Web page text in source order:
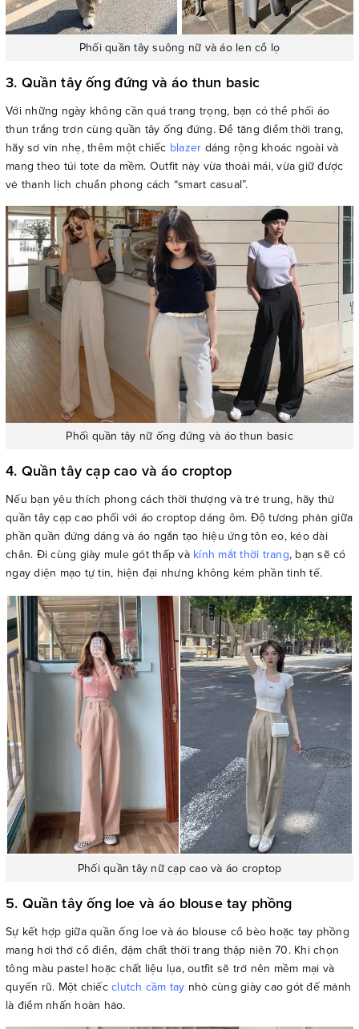
Phối quần tây suông nữ và áo len cổ lọ
3. Quần tây ống đứng và áo thun basic
Với những ngày không cần quá trang trọng, bạn có thể phối áo
thun trắng trơn cùng quần tây ống đứng. Để tăng điểm thời trang,
hãy sơ vin nhẹ, thêm một chiếc blazer dáng rộng khoác ngoài và
mang theo túi tote da mềm. Outfit này vừa thoải mái, vừa giữ được
vẻ thanh lịch chuẩn phong cách “smart casual”.
Phối quần tây nữ ống đứng và áo thun basic
4. Quần tây cạp cao và áo croptop
Nếu bạn yêu thích phong cách thời thượng và trẻ trung, hãy thử
quần tây cạp cao phối với áo croptop dáng ôm. Độ tương phản giữa
phần quần đứng dáng và áo ngắn tạo hiệu ứng tôn eo, kéo dài
chân. Đi cùng giày mule gót thấp và kính mắt thời trang, bạn sẽ có
ngay diện mạo tự tin, hiện đại nhưng không kém phần tinh tế.
Phối quần tây nữ cạp cao và áo croptop
5. Quần tây ống loe và áo blouse tay phồng
Sự kết hợp giữa quần ống loe và áo blouse cổ bèo hoặc tay phồng
mang hơi thở cổ điển, đậm chất thời trang thập niên 70. Khi chọn
tông màu pastel hoặc chất liệu lụa, outfit sẽ trở nên mềm mại và
quyến rũ. Một chiếc clutch cầm tay nhỏ cùng giày cao gót đế mảnh
là điểm nhấn hoàn hảo.